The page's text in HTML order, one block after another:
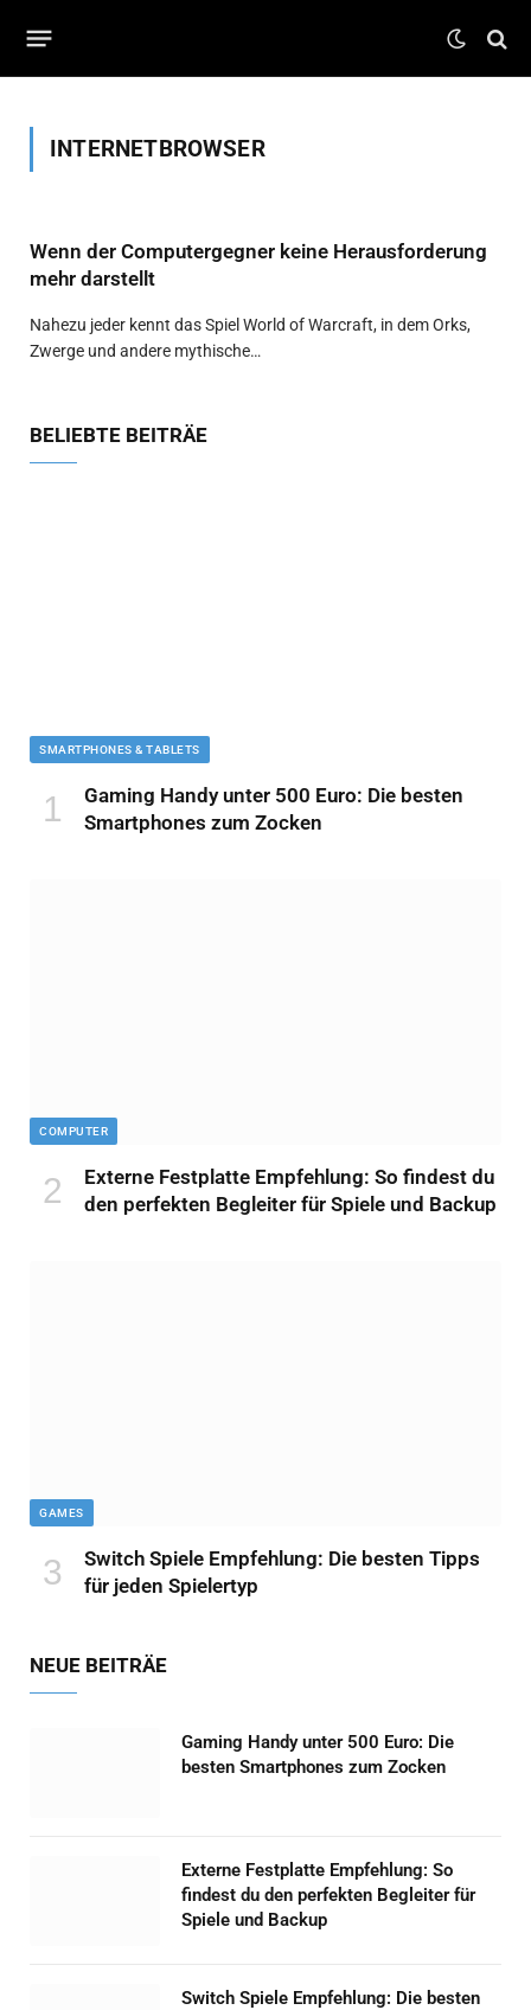
INTERNETBROWSER
Wenn der Computergegner keine Herausforderung
mehr darstellt
Nahezu jeder kennt das Spiel World of Warcraft, in dem Orks,
Zwerge und andere mythische…
BELIEBTE BEITRÄE
SMARTPHONES & TABLETS
Gaming Handy unter 500 Euro: Die besten
Smartphones zum Zocken
COMPUTER
Externe Festplatte Empfehlung: So findest du
den perfekten Begleiter für Spiele und Backup
GAMES
Switch Spiele Empfehlung: Die besten Tipps
für jeden Spielertyp
NEUE BEITRÄE
Gaming Handy unter 500 Euro: Die
besten Smartphones zum Zocken
Externe Festplatte Empfehlung: So
findest du den perfekten Begleiter für
Spiele und Backup
Switch Spiele Empfehlung: Die besten